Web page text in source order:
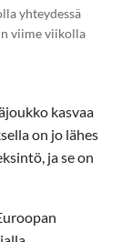
yhteydessä
viime viikolla
kasvaa
on jo lähes
ja se on